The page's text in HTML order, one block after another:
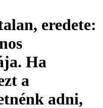
eredete:
Ha
a
adni,